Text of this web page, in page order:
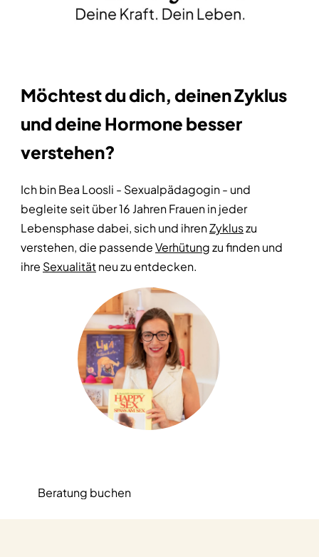
Möchtest du dich, deinen Zyklus
und deine Hormone besser
verstehen?
Ich bin Bea Loosli - Sexualpädagogin - und
begleite seit über 16 Jahren Frauen in jeder
Lebensphase dabei, sich und ihrenZykluszu
verstehen, die passendeVerhütungzu finden und
ihre Sexualitätneu zu entdecken.
Beratung buchen